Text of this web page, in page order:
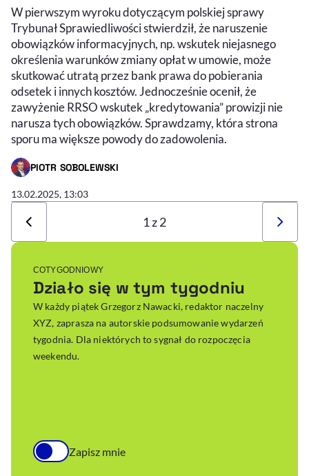
W pierwszym wyroku dotyczącym polskiej sprawy
Trybunał Sprawiedliwości stwierdził, że naruszenie
obowiązków informacyjnych, np. wskutek niejasnego
określenia warunków zmiany opłat w umowie, może
skutkować utratą przez bank prawa do pobierania
odsetek i innych kosztów. Jednocześnie ocenił, że
zawyżenie RRSO wskutek „kredytowania” prowizji nie
narusza tych obowiązków. Sprawdzamy, która strona
sporu ma większe powody do zadowolenia.
PIOTR SOBOLEWSKI
- AUTOR ARTYKUŁU - PROFIL
13.02.2025, 13:03
1 z 2